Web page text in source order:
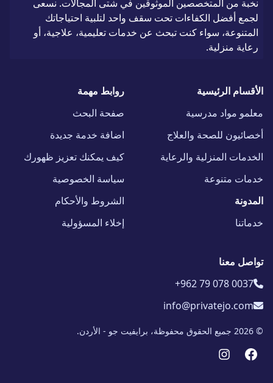
نخبة من المتخصصين الموثوقين في شتى المجالات. نسعى
لجمع أفضل الكفاءات تحت سقف واحد لتلبية احتياجاتك
المتنوعة، سواء كنت تبحث عن خدمات تعليمية، علاجية، أو
رعاية منزلية.
الأقسام الرئيسية
معلمو مواد مدرسية
أخصائيون للصحة والعلاج
الخدمات المنزلية والرعاية
خدمات متنوعة
المدونة
خدماتنا
روابط مهمة
صفحة البحث
اضافة خدمة جديدة
كيف يمكنك تعزيز ظهورك
سياسة الخصوصية
الشروط والأحكام
إخلاء المسؤولية
تواصل معنا
+962 79 078 0037
info@privatejo.com
© 2026 جميع الحقوق محفوظة، برايفيت جو - الأردن.